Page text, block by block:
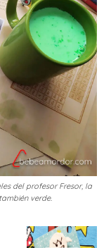
del profesor Fresor, la
verde.